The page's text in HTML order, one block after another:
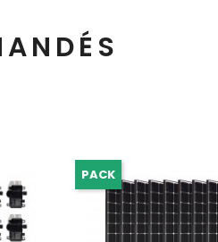
PACK